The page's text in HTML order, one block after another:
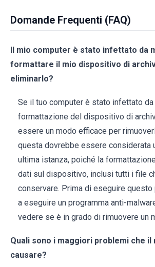
Domande Frequenti (FAQ)
Il mio computer è stato infettato da
formattare il mio dispositivo di
eliminarlo?
Se il tuo computer è stato infettato da
formattazione del dispositivo di
essere un modo efficace per
questa dovrebbe essere considerata
ultima istanza, poiché la
dati sul dispositivo, inclusi tutti i file
conservare. Prima di eseguire
a eseguire un programma anti-
vedere se è in grado di rimuovere un
Quali sono i maggiori problemi che il
causare?